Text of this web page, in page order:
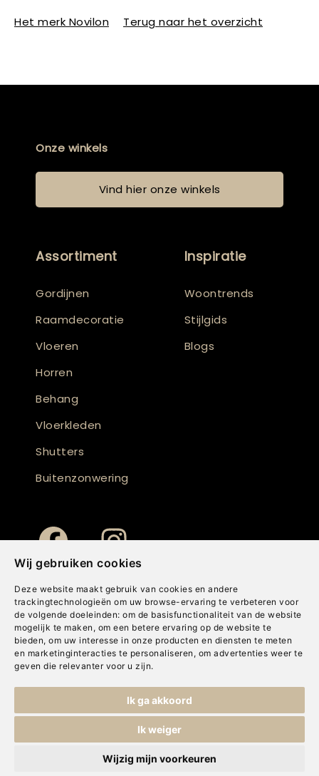
Wij gebruiken cookies
Deze website maakt gebruik van cookies en andere
trackingtechnologieën om uw browse-ervaring te verbeteren voor
de volgende doeleinden: om de basisfunctionaliteit van de website
mogelijk te maken , om een betere ervaring op de website te
bieden, om uw interesse in onze producten en diensten te meten
en marketinginteracties te personaliseren , om advertenties weer te
geven die relevanter voor u zijn.
Ik ga akkoord
Ik weiger
Wijzig mijn voorkeuren
Het merk Novilon Terug naar het overzicht
Onze winkels
Vind hier onze winkels
Assortiment
Gordijnen
Raamdecoratie
Vloeren
Horren
Behang
Vloerkleden
Shutters
Buitenzonwering
Inspiratie
Woontrends
Stijlgids
Blogs
Cookies